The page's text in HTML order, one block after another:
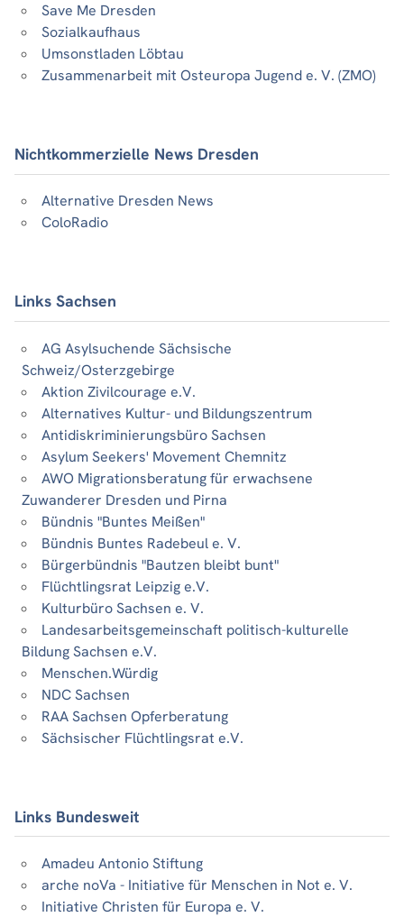
Save Me Dresden
Sozialkaufhaus
Umsonstladen Löbtau
Zusammenarbeit mit Osteuropa Jugend e. V. (ZMO)
Nichtkommerzielle News Dresden
Alternative Dresden News
ColoRadio
Links Sachsen
AG Asylsuchende Sächsische
Schweiz/Osterzgebirge
Aktion Zivilcourage e.V.
Alternatives Kultur- und Bildungszentrum
Antidiskriminierungsbüro Sachsen
Asylum Seekers' Movement Chemnitz
AWO Migrationsberatung für erwachsene
Zuwanderer Dresden und Pirna
Bündnis "Buntes Meißen"
Bündnis Buntes Radebeul e. V.
Bürgerbündnis "Bautzen bleibt bunt"
Flüchtlingsrat Leipzig e.V.
Kulturbüro Sachsen e. V.
Landesarbeitsgemeinschaft politisch-kulturelle
Bildung Sachsen e.V.
Menschen.Würdig
NDC Sachsen
RAA Sachsen Opferberatung
Sächsischer Flüchtlingsrat e.V.
Links Bundesweit
Amadeu Antonio Stiftung
arche noVa - Initiative für Menschen in Not e. V.
Initiative Christen für Europa e. V.